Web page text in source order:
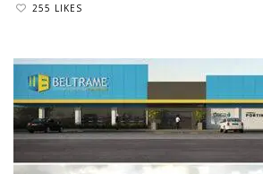
255 LIKES